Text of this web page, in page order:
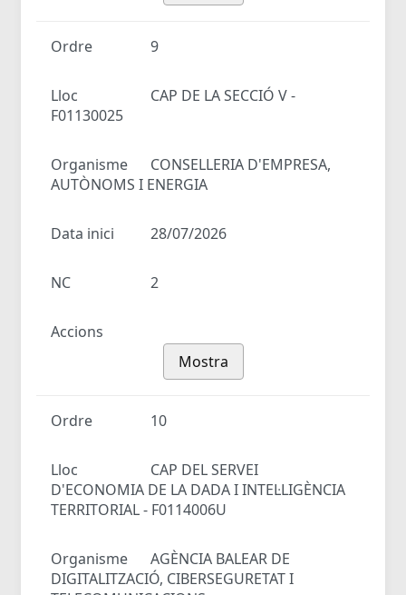
Ordre 9
Lloc
CAP DE LA SECCIÓ V -
F01130025
Organisme
CONSELLERIA D'EMPRESA,
AUTÒNOMS I ENERGIA
Data inici 28/07/2026
NC 2
Accions
Mostra
Ordre 10
Lloc
CAP DEL SERVEI
D'ECONOMIA DE LA DADA I INTEL·LIGÈNCIA
TERRITORIAL - F0114006U
Organisme
AGÈNCIA BALEAR DE
DIGITALITZACIÓ, CIBERSEGURETAT I